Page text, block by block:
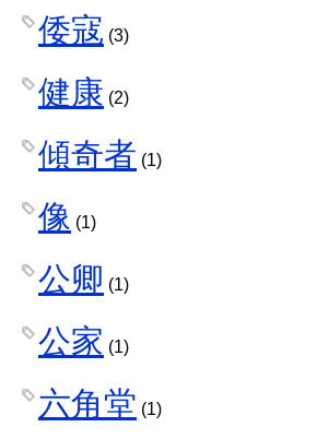
倭寇 (3)
健康 (2)
傾奇者 (1)
像 (1)
公卿 (1)
公家 (1)
六角堂 (1)